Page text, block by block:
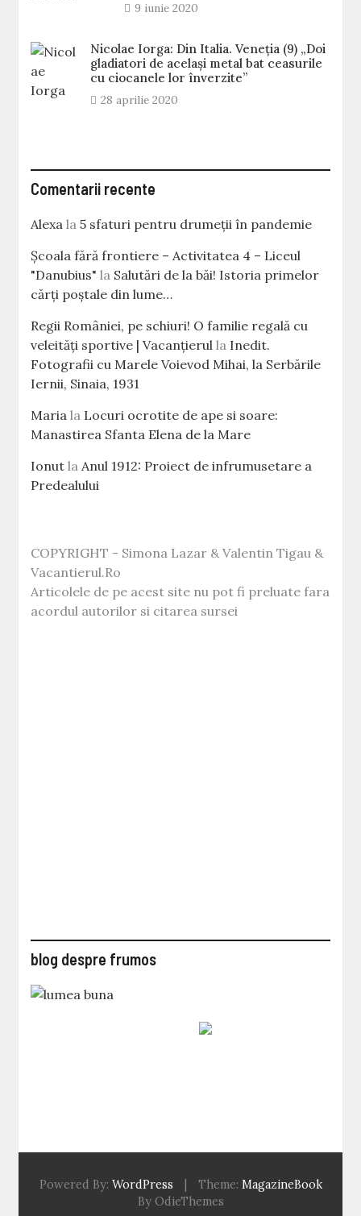
9 iunie 2020
Nicolae Iorga: Din Italia. Veneţia (9) „Doi
gladiatori de același metal bat ceasurile
cu ciocanele lor înverzite”
28 aprilie 2020
Comentarii recente
Alexa la5 sfaturi pentru drumeții în pandemie
Școala fără frontiere – Activitatea 4 – Liceul
"Danubius" la Salutări de la băi! Istoria primelor
cărţi poştale din lume…
Regii României, pe schiuri! O familie regală cu
veleităţi sportive | Vacanțierul la Inedit.
Fotografii cu Marele Voievod Mihai, la Serbările
Iernii, Sinaia, 1931
Maria la Locuri ocrotite de ape si soare:
Manastirea Sfanta Elena de la Mare
Ionut laAnul 1912: Proiect de infrumusetare a
Predealului
COPYRIGHT - Simona Lazar & Valentin Tigau &
Vacantierul.Ro
Articolele de pe acest site nu pot fi preluate fara
acordul autorilor si citarea sursei
blog despre frumos
Powered By: WordPress Theme: MagazineBook
By OdieThemes